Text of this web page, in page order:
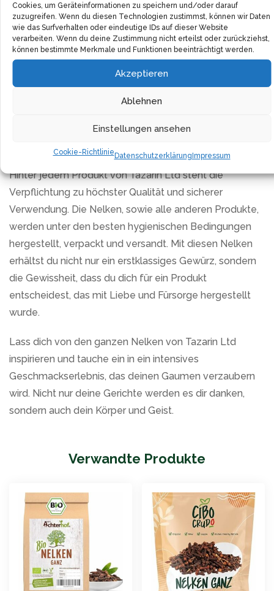
Cookies, um Geräteinformationen zu speichern und/oder darauf
zuzugreifen. Wenn du diesen Technologien zustimmst, können wir Daten
wie das Surfverhalten oder eindeutige IDs auf dieser Website
verarbeiten. Wenn du deine Zustimmung nicht erteilst oder zurückziehst,
können bestimmte Merkmale und Funktionen beeinträchtigt werden.
Akzeptieren
Ablehnen
Einstellungen ansehen
Cookie-RichtlinieDatenschutzerklärung Impressum
ein authentisches Geschmackserlebnis sorgt.
Das Bekenntnis von Tazarin Ltd zur Zufriedenheit ihrer
Kunden spiegelt sich in der 100%-
Zufriedenheitsgarantie wider. Dein Glück ist ihr Ziel, und
Beweis für das Vertrauen, das die Marke in die Qualität
ihrer Produkte setzt.
Hinter jedem Produkt von Tazarin Ltd steht die
Verpflichtung zu höchster Qualität und sicherer
Verwendung. Die Nelken, sowie alle anderen Produkte,
werden unter den besten hygienischen Bedingungen
hergestellt, verpackt und versandt. Mit diesen Nelken
erhältst du nicht nur ein erstklassiges Gewürz, sondern
die Gewissheit, dass du dich für ein Produkt
entscheidest, das mit Liebe und Fürsorge hergestellt
wurde.
Lass dich von den ganzen Nelken von Tazarin Ltd
inspirieren und tauche ein in ein intensives
Geschmackserlebnis, das deinen Gaumen verzaubern
wird. Nicht nur deine Gerichte werden es dir danken,
sondern auch dein Körper und Geist.
Verwandte Produkte